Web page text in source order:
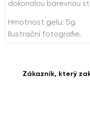
dokonalou barevnou
Hmotnost gelu: 5g
Ilustrační fotografie.
Zákazník, který